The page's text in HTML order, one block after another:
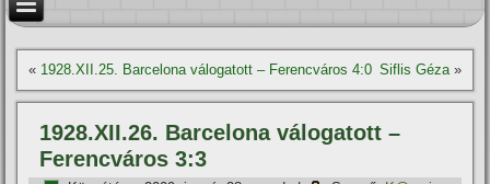
« 1928.XII.25. Barcelona válogatott – Ferencváros 4:0 Siflis Géza»
1928.XII.26. Barcelona válogatott –
Ferencváros 3:3